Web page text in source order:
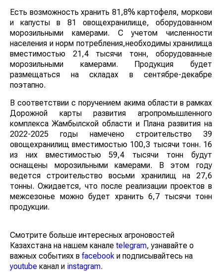
Есть возможность хранить 81,8% картофеля, моркови
и капусты в 81 овощехранилище, оборудованном
морозильными камерами. С учетом численности
населения и норм потребления,необходимы хранилища
вместимостью 21,4 тысячи тонн, оборудованные
морозильными камерами. Продукция будет
размещаться на складах в сентябре-декабре
поэтапно.
В соответствии с поручением акима области в рамках
Дорожной карты развития агропромышленного
комплекса Жамбылской области и Плана развития на
2022-2025 годы намечено строительство 39
овощехранилищ вместимостью 100,3 тысячи тонн. 16
из них вместимостью 59,4 тысячи тонн будут
оснащены морозильными камерами. В этом году
ведется строительство восьми хранилищ на 27,6
тонны. Ожидается, что после реализации проектов в
межсезонье можно будет хранить 6,7 тысячи тонн
продукции.
Смотрите больше интересных агроновостей
Казахстана на нашем канале telegram, узнавайте о
важных событиях в facebook и подписывайтесь на
youtube канал и instagram.